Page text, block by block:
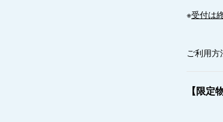
※受付は
ご利用
【限定